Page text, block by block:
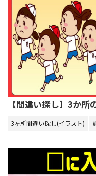
【間違い探し】3か
3ヶ所間違い探し(イラスト)